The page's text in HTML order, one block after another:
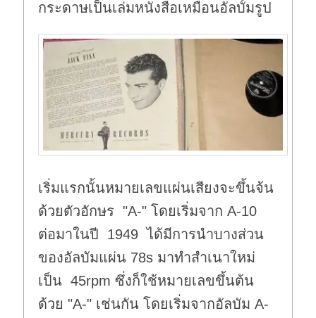
กระดาษเป็นเล่มหนังสือเหมือนอัลบั้มรูป
เริ่มแรกนั้นหมายเลขแผ่นเสียงจะขึ้นจ้น
ด้วยตัวอักษร "A-" โดยเริ่มจาก A-10
ต่อมาในปี 1949 ได้มีการนำบางส่วน
ของอัลบัมแผ่น 78s มาทำสำเนาใหม่
เป็น 45rpm ซึ่งก็ใช้หมายเลขขึ้นต้น
ด้วย "A-" เช่นกัน โดยเริ่มจากอัลบัม A-